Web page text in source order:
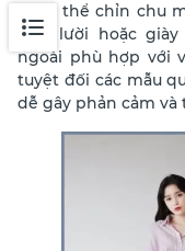
tổng thể chỉn chu
giày lười hoặc
ngoài phù hợp với
tuyệt đối các mẫu
dễ gây phản cảm